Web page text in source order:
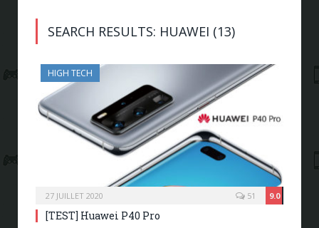
SEARCH RESULTS: HUAWEI (13)
HIGH TECH
27 JUILLET 2020 9.0
51
[TEST] Huawei P40 Pro